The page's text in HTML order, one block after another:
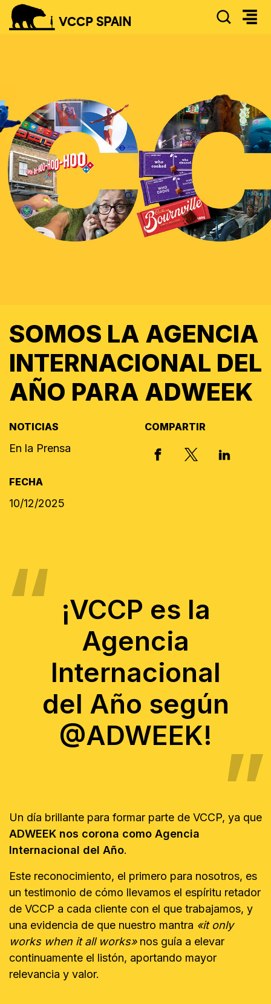
VCCPSPAIN
SOMOS LA AGENCIA
INTERNACIONAL DEL
AÑO PARA ADWEEK
NOTICIAS
En la Prensa
COMPARTIR
FACEBOOKX, FORMERLY
LINKED
FECHA
10/12/2025
¡VCCP es la
Agencia
Internacional
del Año según
@ADWEEK!
Un día brillante para formar parte de VCCP, ya que
ADWEEK nos corona como Agencia
Internacional del Año.
Este reconocimiento, el primero para nosotros, es
un testimonio de cómo llevamos el espíritu retador
de VCCP a cada cliente con el que trabajamos, y
una evidencia de que nuestro mantra «it only
works when it all works»nos guía a elevar
continuamente el listón, aportando mayor
relevancia y valor.